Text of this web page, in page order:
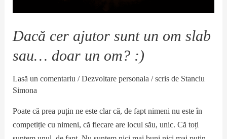
Dacă cer ajutor sunt un om slab
sau… doar un om? :)
Lasă un comentariu /Dezvoltare personala / scris de Stanciu
Simona
Poate că prea puțin ne este clar că, de fapt nimeni nu este în
competiție cu nimeni, că fiecare are locul său, unic. Că toți